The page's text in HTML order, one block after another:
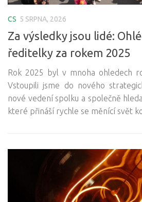
CS 5 SRPNA, 2026
Za výsledky jsou lidé:
ředitelky za rokem 2025
Rok 2025 byl v mnoha ohledech
Vstoupili jsme do nového
nové vedení spolku a společně
které přináší rychle se měnící svět